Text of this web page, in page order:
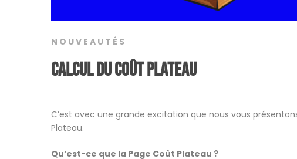
NOUVEAUTÉS
Calcul du Coût Plateau
C’est avec une grande excitation que nous vous
Plateau.
Qu’est-ce que la Page Coût Plateau ?